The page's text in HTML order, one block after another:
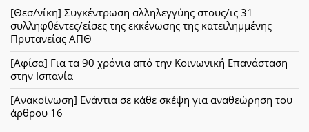
[Θεσ/νίκη] Συγκέντρωση αλληλεγγύης στους/ις 31
συλληφθέντες/είσες της εκκένωσης της κατειλημμένης
Πρυτανείας ΑΠΘ
[Αφίσα] Για τα 90 χρόνια από την Κοινωνική Επανάσταση
στην Ισπανία
[Ανακοίνωση] Ενάντια σε κάθε σκέψη για αναθεώρηση του
άρθρου 16